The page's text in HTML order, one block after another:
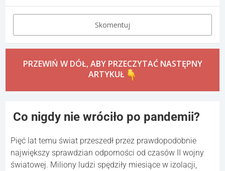
Skomentuj
PRZEWIŃ W DÓŁ, ABY PRZECZYTAĆ NASTĘPNY
ARTYKUŁ
Co nigdy nie wróciło po pandemii?
Pięć lat temu świat przeszedł przez prawdopodobnie
największy sprawdzian odporności od czasów II wojny
światowej. Miliony ludzi spędziły miesiące w izolacji,